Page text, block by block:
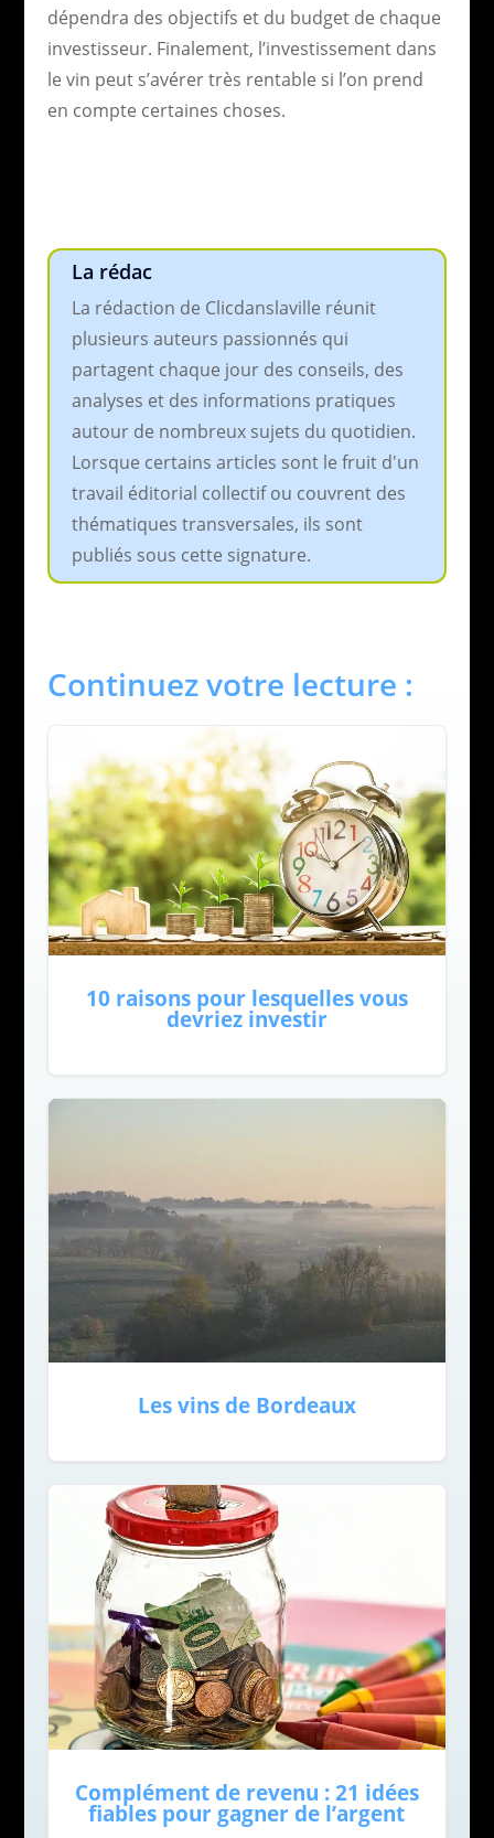
dépendra des objectifs et du budget de chaque
investisseur. Finalement, l’investissement dans
le vin peut s’avérer très rentable si l’on prend
en compte certaines choses.
La rédac
La rédaction de Clicdanslaville réunit
plusieurs auteurs passionnés qui
partagent chaque jour des conseils, des
analyses et des informations pratiques
autour de nombreux sujets du quotidien.
Lorsque certains articles sont le fruit d'un
travail éditorial collectif ou couvrent des
thématiques transversales, ils sont
publiés sous cette signature.
Continuez votre lecture :
10 raisons pour lesquelles vous
devriez investir
Les vins de Bordeaux
Complément de revenu : 21 idées
fiables pour gagner de l’argent